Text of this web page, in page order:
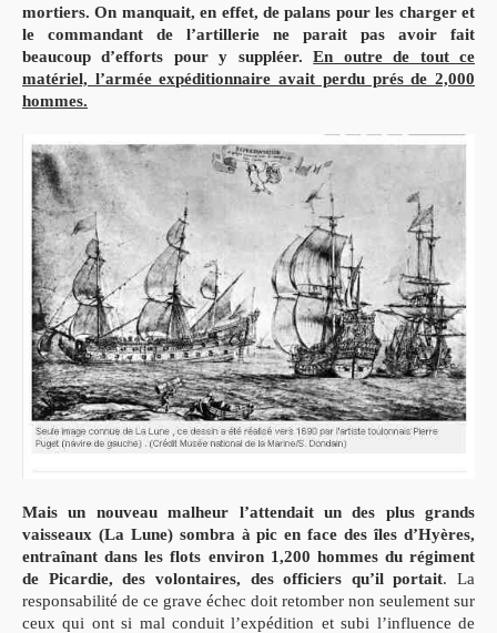
mortiers. On manquait, en effet, de palans pour les charger et
le commandant de l’artillerie ne parait pas avoir fait
beaucoup d’efforts pour y suppléer.En outre de tout ce
matériel, l’armée expéditionnaire avait perdu prés de 2,000
hommes.
Mais un nouveau malheur l’attendait un des plus grands
vaisseaux (La Lune) sombra à pic en face des îles d’Hyères,
entraînant dans les flots environ 1,200 hommes du régiment
de Picardie, des volontaires, des officiers qu’il portait. La
responsabilité de ce grave échec doit retomber non seulement sur
ceux qui ont si mal conduit l’expédition et subi l’influence de